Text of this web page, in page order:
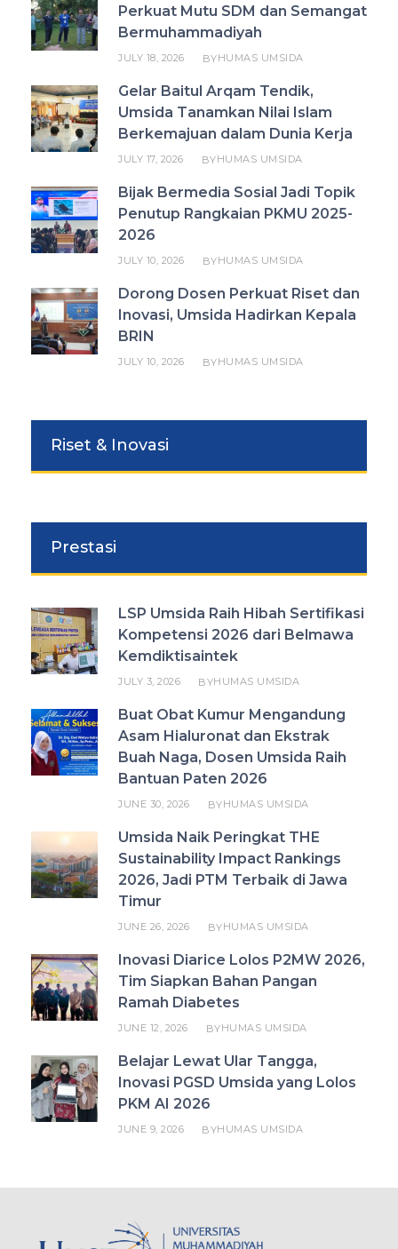
Perkuat Mutu SDM dan Semangat
Bermuhammadiyah
JULY 18, 2026 BYHUMAS UMSIDA
Gelar Baitul Arqam Tendik,
Umsida Tanamkan Nilai Islam
Berkemajuan dalam Dunia Kerja
JULY 17, 2026 BYHUMAS UMSIDA
Bijak Bermedia Sosial Jadi Topik
Penutup Rangkaian PKMU 2025-
2026
JULY 10, 2026 BYHUMAS UMSIDA
Dorong Dosen Perkuat Riset dan
Inovasi, Umsida Hadirkan Kepala
BRIN
JULY 10, 2026 BYHUMAS UMSIDA
Riset & Inovasi
Prestasi
LSP Umsida Raih Hibah Sertifikasi
Kompetensi 2026 dari Belmawa
Kemdiktisaintek
JULY 3, 2026 BYHUMAS UMSIDA
Buat Obat Kumur Mengandung
Asam Hialuronat dan Ekstrak
Buah Naga, Dosen Umsida Raih
Bantuan Paten 2026
JUNE 30, 2026 BYHUMAS UMSIDA
Umsida Naik Peringkat THE
Sustainability Impact Rankings
2026, Jadi PTM Terbaik di Jawa
Timur
JUNE 26, 2026 BYHUMAS UMSIDA
Inovasi Diarice Lolos P2MW 2026,
Tim Siapkan Bahan Pangan
Ramah Diabetes
JUNE 12, 2026 BYHUMAS UMSIDA
Belajar Lewat Ular Tangga,
Inovasi PGSD Umsida yang Lolos
PKM AI 2026
JUNE 9, 2026 BYHUMAS UMSIDA